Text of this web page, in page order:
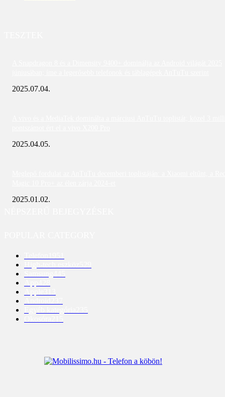
2025.07.04.
2025.04.05.
2025.01.02.